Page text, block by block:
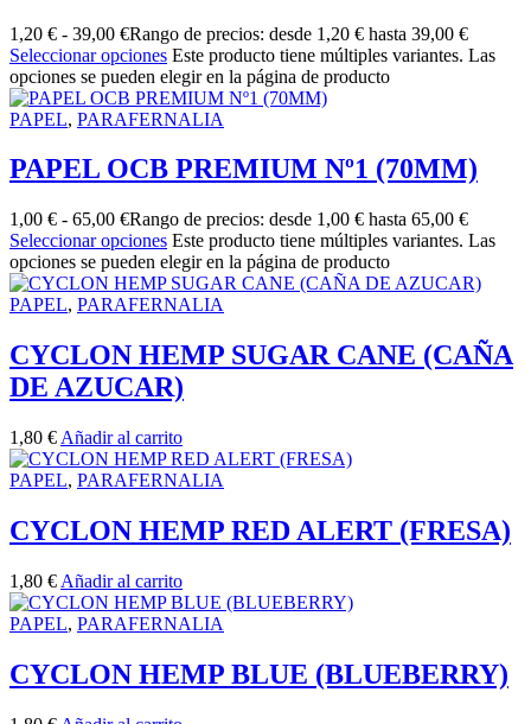
1,20 € - 39,00 €Rango de precios: desde 1,20 € hasta 39,00 €
Seleccionar opciones Este producto tiene múltiples variantes. Las
opciones se pueden elegir en la página de producto
PAPEL, PARAFERNALIA
PAPEL OCB PREMIUM Nº1 (70MM)
1,00 € - 65,00 €Rango de precios: desde 1,00 € hasta 65,00 €
Seleccionar opciones Este producto tiene múltiples variantes. Las
opciones se pueden elegir en la página de producto
PAPEL, PARAFERNALIA
CYCLON HEMP SUGAR CANE (CAÑA
DE AZUCAR)
1,80 € Añadir al carrito
PAPEL, PARAFERNALIA
CYCLON HEMP RED ALERT (FRESA)
1,80 € Añadir al carrito
PAPEL, PARAFERNALIA
CYCLON HEMP BLUE (BLUEBERRY)